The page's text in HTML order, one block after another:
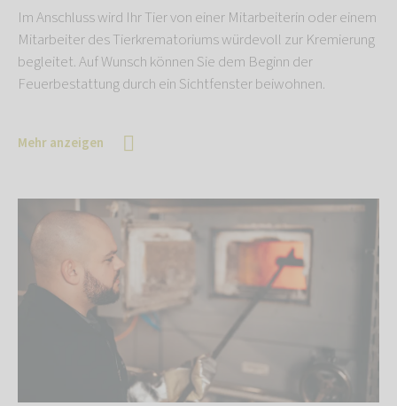
Im Anschluss wird Ihr Tier von einer Mitarbeiterin oder einem
Mitarbeiter des Tierkrematoriums würdevoll zur Kremierung
begleitet. Auf Wunsch können Sie dem Beginn der
Feuerbestattung durch ein Sichtfenster beiwohnen.
Mehr anzeigen